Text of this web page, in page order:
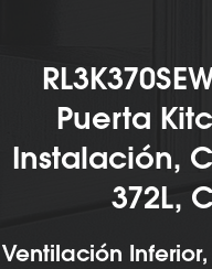
Puerta
Instalación,
372L,
Ventilación